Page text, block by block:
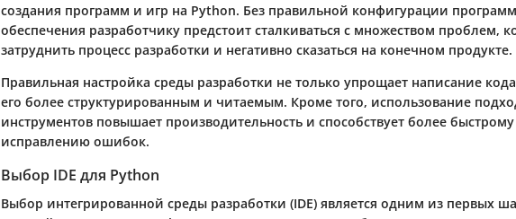
создания программ и игр на Python. Без правильной конфигурации
обеспечения разработчику предстоит сталкиваться с множеством проблем,
затруднить процесс разработки и негативно сказаться на конечном продукте.
Правильная настройка среды разработки не только упрощает написание
его более структурированным и читаемым. Кроме того, использование
инструментов повышает производительность и способствует более
исправлению ошибок.
Выбор IDE для Python
Выбор интегрированной среды разработки (IDE) является одним из первых